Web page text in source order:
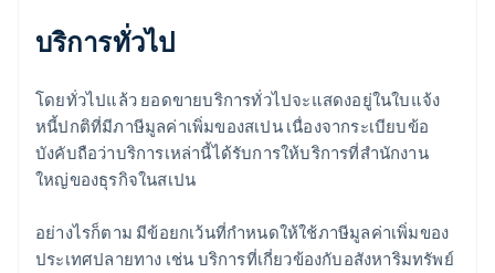
บริการทั่วไป
โดยทั่วไปแล้ว ยอดขายบริการทั่วไปจะแสดงอยู่ในใบแจ้ง
หนี้ปกติที่มีภาษีมูลค่าเพิ่มของสเปน เนื่องจากระเบียบข้อ
บังคับถือว่าบริการเหล่านี้ได้รับการให้บริการที่สำนักงาน
ใหญ่ของธุรกิจในสเปน
อย่างไรก็ตาม มีข้อยกเว้นที่กำหนดให้ใช้ภาษีมูลค่าเพิ่มของ
ประเทศปลายทาง เช่น บริการที่เกี่ยวข้องกับอสังหาริมทรัพย์